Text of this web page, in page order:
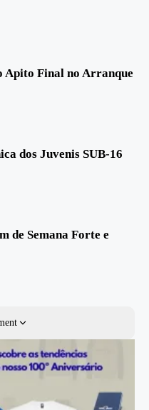
Apito Final no Arranque
dos Juvenis SUB-16
de Semana Forte e